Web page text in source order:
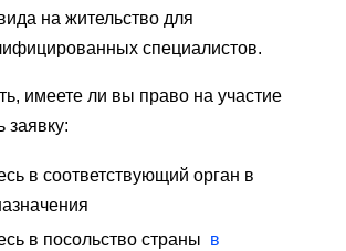
на жительство для
специалистов.
имеете ли вы право на участие
заявку:
в соответствующий орган в
в посольство страны в